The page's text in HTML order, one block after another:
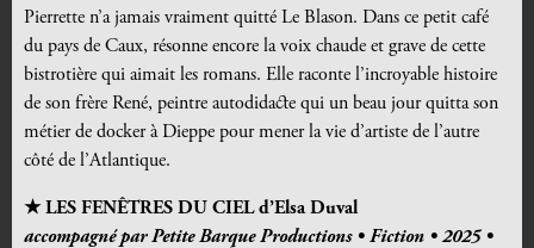
Pierrette n’a jamais vraiment quitté Le Blason. Dans ce petit café
du pays de Caux, résonne encore la voix chaude et grave de cette
bistrotière qui aimait les romans. Elle raconte l’incroyable histoire
de son frère René, peintre autodidacte qui un beau jour quitta son
métier de docker à Dieppe pour mener la vie d’artiste de l’autre
côté de l’Atlantique.
★ LES FENÊTRES DU CIELd’Elsa Duval
accompagné par Petite Barque Productions • Fiction • 2025 •